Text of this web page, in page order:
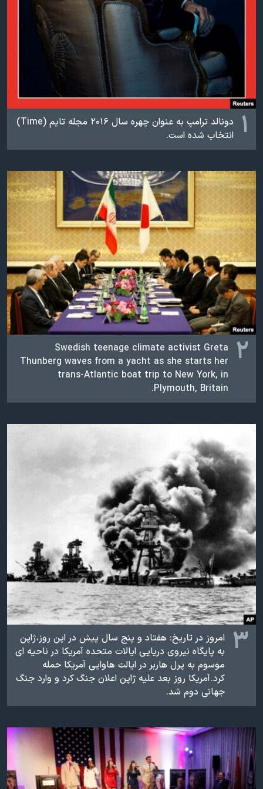
نرگس محمدی برنده جایزه نوبل صلح
همایش محافظه‌کاران آمریکا «سی‌پک»
صفحه‌های ویژه
سفر پرزیدنت ترامپ به چین
۱
دونالد ترامپ به عنوان چهره سال ۲۰۱۶ مجله تایم (Time)
انتخاب شده است.
۲
Swedish teenage climate activist Greta
Thunberg waves from a yacht as she starts her
trans-Atlantic boat trip to New York, in
Plymouth, Britain.
۳
امروز در تاریخ: هفتاد و پنج سال پیش در این روز، ژاپن
به پایگاه نیروی دریایی ایالات متحده آمریکا در ناحیه ای
موسوم به پرل هاربر در ایالت هاوایی آمریکا حمله
کرد. آمریکا روز بعد علیه ژاپن اعلان جنگ کرد و وارد جنگ
جهانی دوم شد.